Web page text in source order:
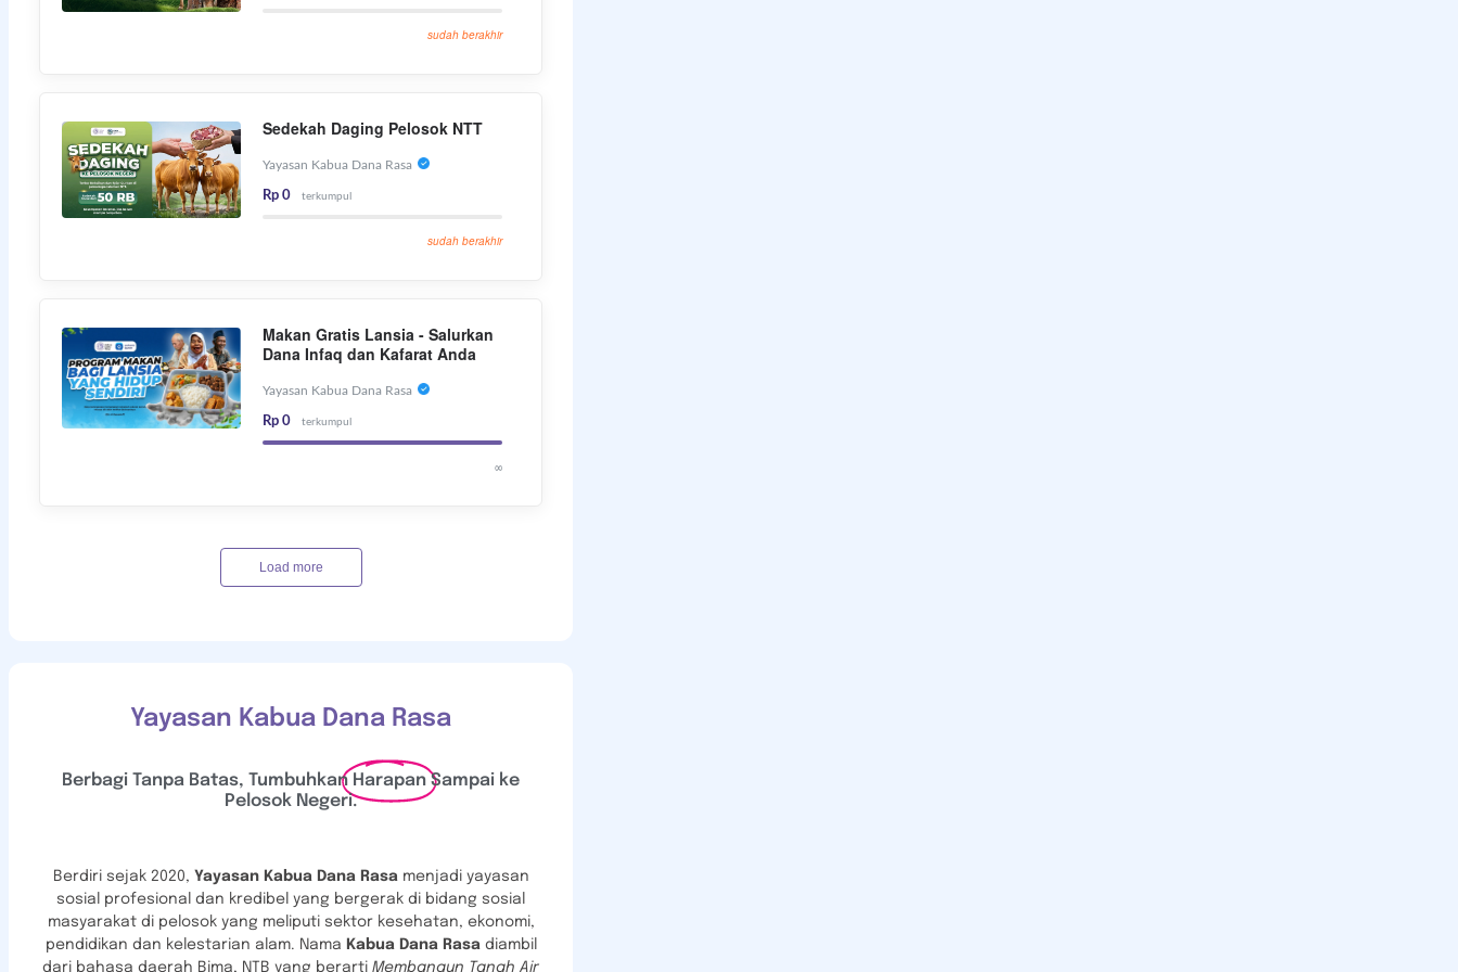
sudah berakhir
Sedekah Daging Pelosok NTT
Yayasan Kabua Dana Rasa
Rp 0 terkumpul
sudah berakhir
Makan Gratis Lansia - Salurkan
Dana Infaq dan Kafarat Anda
Yayasan Kabua Dana Rasa
Rp 0 terkumpul
∞
Load more
Yayasan Kabua Dana Rasa
Berbagi Tanpa Batas, Tumbuhkan Harapan Sampai ke
Pelosok Negeri.
Berdiri sejak 2020, Yayasan Kabua Dana Rasamenjadi yayasan
sosial profesional dan kredibel yang bergerak di bidang sosial
masyarakat di pelosok yang meliputi sektor kesehatan, ekonomi,
pendidikan dan kelestarian alam. Nama Kabua Dana Rasadiambil
dari bahasa daerah Bima, NTB yang berarti Membangun Tanah Air